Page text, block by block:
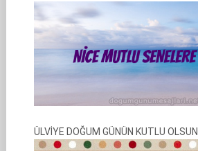
ÜLVİYE DOĞUM GÜNÜN KUTLU OLSUN